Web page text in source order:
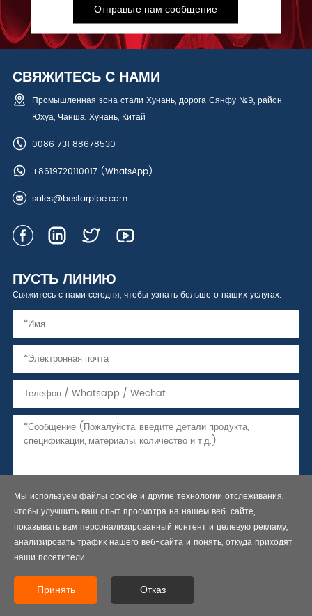
Отправьте нам сообщение
СВЯЖИТЕСЬ С НАМИ
Промышленная зона стали Хунань, дорога Сянфу №9, район
Юхуа, Чанша, Хунань, Китай
0086 731 88678530
+8619720110017(WhatsApp)
sales@bestarpipe.com
ПУСТЬ ЛИНИЮ
Свяжитесь с нами сегодня, чтобы узнать больше о наших услугах.
трубы, API 5L линии трубы-Bestar Steel Co., Ltd. Все права
защищены.
Мы используем файлы cookie и другие технологии отслеживания,
чтобы улучшить ваш опыт просмотра на нашем веб-сайте,
показывать вам персонализированный контент и целевую рекламу,
анализировать трафик нашего веб-сайта и понять, откуда приходят
наши посетители.
Принять Отказ